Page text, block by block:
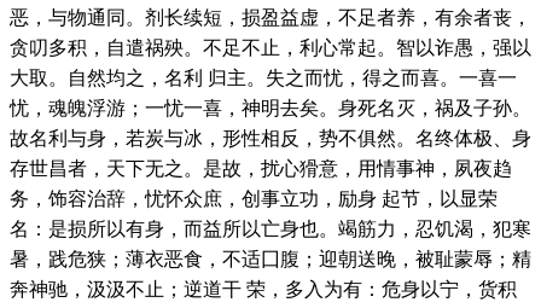
恶，与物通同。剂长续短，损盈益虚，不足者养，有余者丧，
贪叨多积，自遣祸殃。不足不止，利心常起。智以诈愚，强以
大取。自然均之，名利 归主。失之而忧，得之而喜。一喜一
忧，魂魄浮游；一忧一喜，神明去矣。身死名灭，祸及子孙。
故名利与身，若炭与冰，形性相反，势不俱然。名终体极、身
存世昌者，天下无之。是故，扰心猾意，用情事神，夙夜趋
务，饰容治辞，忧怀众庶，创事立功，励身 起节，以显荣
名：是损所以有身，而益所以亡身也。竭筋力，忍饥渴，犯寒
暑，践危狭；薄衣恶食，不适囗腹；迎朝送晚，被耻蒙辱；精
奔神驰，汲汲不止；逆道干 荣，多入为有：危身以宁，货积